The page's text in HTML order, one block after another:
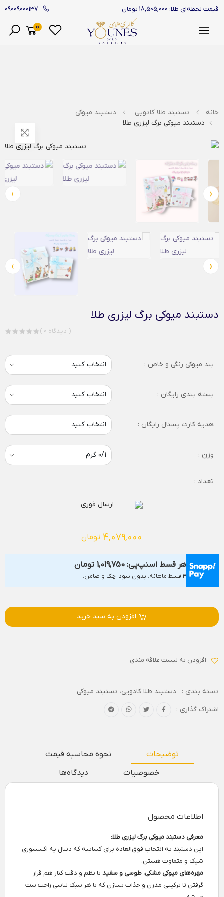
قیمت لحظه‌ای طلا: 18,505,000 تومان 09009000137
0
خانه دستبند طلا کادویی
دستبند میوکی
دستبند میوکی برگ لیزری طلا
‹
›
‹
›
دستبند میوکی برگ لیزری طلا
( 0 دیدگاه )
بند میوکی رنگی و خاص :
بسته بندی رایگان :
هدیه کارت پستال رایگان : انتخاب کنید
وزن :
تعداد :
ارسال فوری
4,079,000 تومان
هر قسط اسنپ‌پی: 1,019,750 تومان
۴ قسط ماهانه. بدون سود، چک و ضامن.
افزودن به سبد خرید
افزودن به لیست علاقه مندی
دسته بندی : دستبند طلا کادویی، دستبند میوکی
اشتراک گذاری :
توضیحات
نحوه محاسبه قیمت
خصوصیات
دیدگاه‌ها
اطلاعات محصول
معرفی دستبند میوکی برگ لیزری طلا:
این دستبند یه انتخاب فوق‌العاده برای کساییه که دنبال یه اکسسوری
شیک و متفاوت هستن.
مهره‌های میوکی مشکی، طوسی و سفید با نظم و دقت کنار هم قرار
گرفتن تا ترکیبی مدرن و جذاب بسازن که با هر سبک لباسی راحت ست